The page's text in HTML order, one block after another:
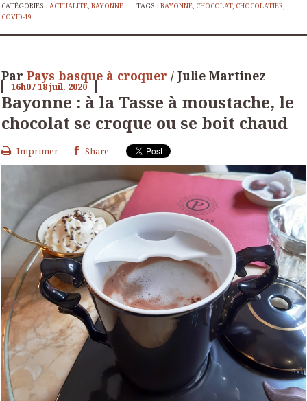
CATÉGORIES : ACTUALITÉ, BAYONNE TAGS :BAYONNE, CHOCOLAT, CHOCOLATIER,
COVID-19
Par Pays basque à croquer / Julie Martinez
16h0718juil. 2020
Bayonne : à la Tasse à moustache, le
chocolat se croque ou se boit chaud
Imprimer Share